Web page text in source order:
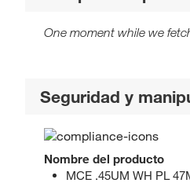
One moment while we
Seguridad y
Nombre del producto
MCE .45UM WH PL